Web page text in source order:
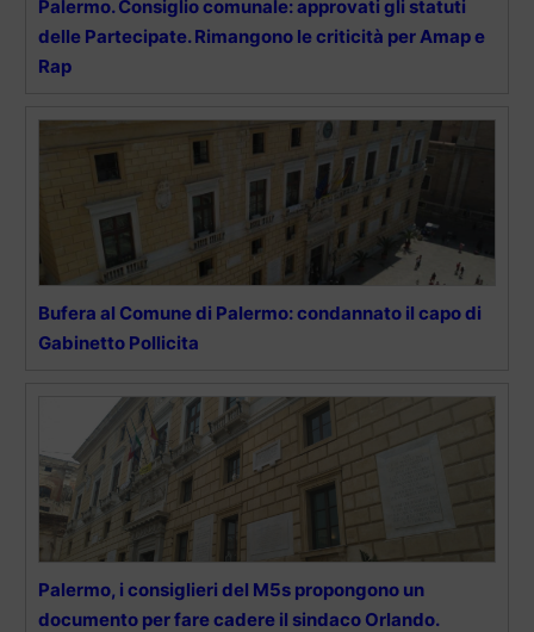
Palermo. Consiglio comunale: approvati gli statuti
delle Partecipate. Rimangono le criticità per Amap e
Rap
Bufera al Comune di Palermo: condannato il capo di
Gabinetto Pollicita
Palermo, i consiglieri del M5s propongono un
documento per fare cadere il sindaco Orlando.